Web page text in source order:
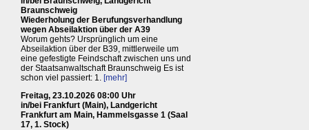
Braunschweig
Wiederholung der Berufungsverhandlung
wegen Abseilaktion über der A39
Worum gehts? Ursprünglich um eine
Abseilaktion über der B39, mittlerweile um
eine gefestigte Feindschaft zwischen uns und
der Staatsanwaltschaft Braunschweig Es ist
schon viel passiert: 1. [mehr]
Freitag, 23.10.2026 08:00 Uhr
in/bei Frankfurt (Main), Landgericht
Frankfurt am Main, Hammelsgasse 1 (Saal
17, 1. Stock)